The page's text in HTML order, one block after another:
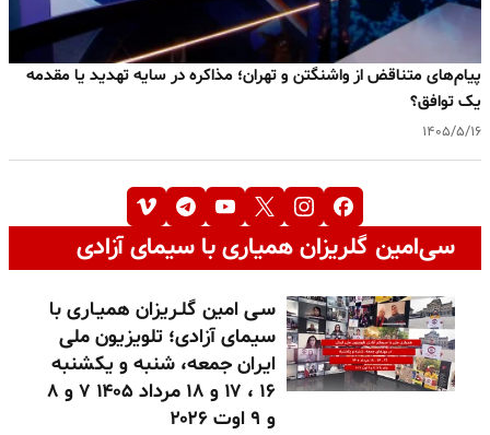
پیام‌های متناقض از واشنگتن و تهران؛ مذاکره در سایه تهدید یا مقدمه
یک توافق؟
۱۴۰۵/۵/۱۶
سی‌امین گلریزان همیاری با سیمای آزادی
سـی امین گلـریزان همیـاری با
سیمای آزادی؛ تلویزیون ملی
ایران جمعه، شنبه و یکشنبه
۱۶ ، ۱۷ و ۱۸ مرداد ۱۴۰۵ ۷ و ۸
و ۹ اوت ۲۰۲۶